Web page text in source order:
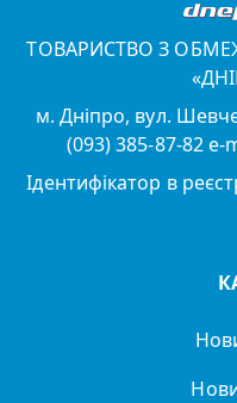
ТОВАРИСТВО З
м. Дніпро, вул.
(093) 385-87-82
Ідентифікатор в